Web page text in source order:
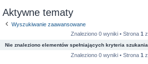
Aktywne tematy
Wyszukiwanie zaawansowane
Znaleziono 0 wyniki • Strona 1 z
Nie znaleziono elementów spełniających kryteria szukania.
Znaleziono 0 wyniki • Strona 1 z